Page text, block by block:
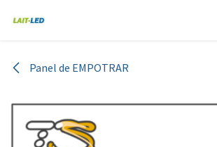
Panel de EMPOTRAR